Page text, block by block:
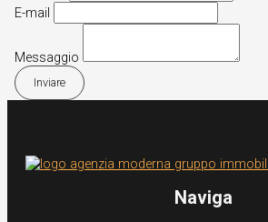
E-mail
Messaggio
Inviare
Naviga